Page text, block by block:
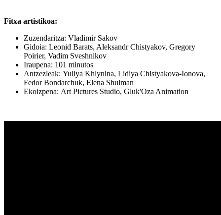
Fitxa artistikoa:
Zuzendaritza: Vladimir Sakov
Gidoia: Leonid Barats, Aleksandr Chistyakov, Gregory
Poirier, Vadim Sveshnikov
Iraupena: 101 minutos
Antzezleak: Yuliya Khlynina, Lidiya Chistyakova-Ionova,
Fedor Bondarchuk, Elena Shulman
Ekoizpena: Art Pictures Studio, Gluk'Oza Animation